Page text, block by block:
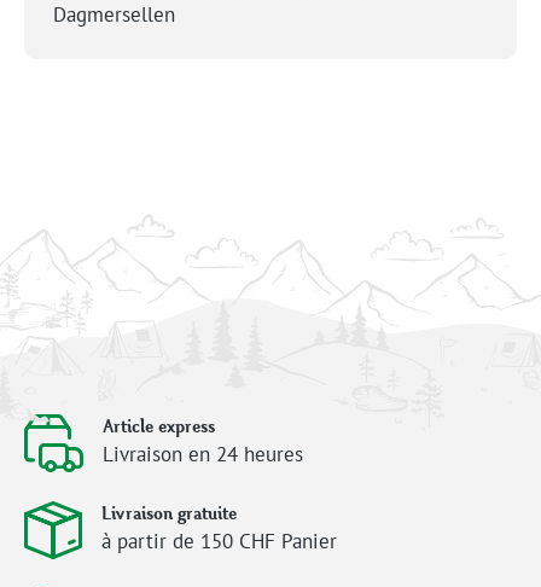
Dagmersellen
Article express
Livraison en 24 heures
Livraison gratuite
à partir de 150 CHF Panier